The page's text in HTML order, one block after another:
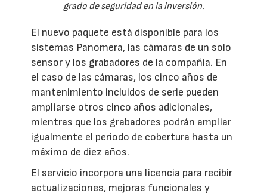
grado de seguridad en la inversión.
El nuevo paquete está disponible para los
sistemas Panomera, las cámaras de un solo
sensor y los grabadores de la compañía. En
el caso de las cámaras, los cinco años de
mantenimiento incluidos de serie pueden
ampliarse otros cinco años adicionales,
mientras que los grabadores podrán ampliar
igualmente el periodo de cobertura hasta un
máximo de diez años.
El servicio incorpora una licencia para recibir
actualizaciones, mejoras funcionales y